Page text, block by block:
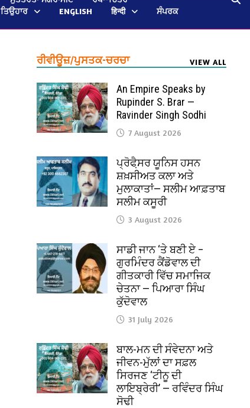
ਤਿਉਹਾਰ ENGLISH हिन्दी
ਸੰਪਰਕ
ਰੀਵੀਊਜ਼/ਪੁਸਤਕ-ਚਰਚਾ VIEW ALL
An Empire Speaks by
Rupinder S. Brar —
Ravinder Singh Sodhi
7 August 2026
ਪ੍ਰੋਫੈ਼ਸਰ ਯੂਨਿਸ ਹਸਨ
ਸ਼ਖ਼ਸੀਅਤ ਕਲਾ ਅਤੇ
ਮੁਲਾਕਾਤਾਂ— ਸਲੀਮ ਆਫ਼ਤਾਬ
ਸਲੀਮ ਕਸੂਰੀ
3 August 2026
ਸਾਡੀ ਜਾਨ ‘ਤੇ ਬਣੀ ਏ –
ਗੁਰਮਿੰਦਰ ਕੈਂਡੋਵਾਲ ਦੀ
ਗੀਤਕਾਰੀ ਵਿੱਚ ਸਮਾਜਿਕ
ਚੇਤਨਾ — ਪਿਆਰਾ ਸਿੰਘ
ਕੁੱਦੋਵਾਲ
31 July 2026
ਬਾਲ-ਮਨ ਦੀ ਸੰਵੇਦਨਾ ਅਤੇ
ਜੀਵਨ-ਮੁੱਲਾਂ ਦਾ ਸਫ਼ਲ
ਸਿਰਜਣ ‘ਟੀਨੂ ਦੀ
ਲਾਇਬ੍ਰੇਰੀ’ — ਰਵਿੰਦਰ ਸਿੰਘ
ਸੋਢੀ